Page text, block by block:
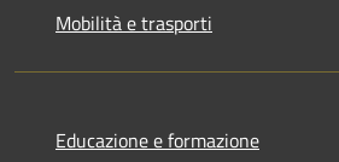
Mobilità e trasporti
Educazione e formazione